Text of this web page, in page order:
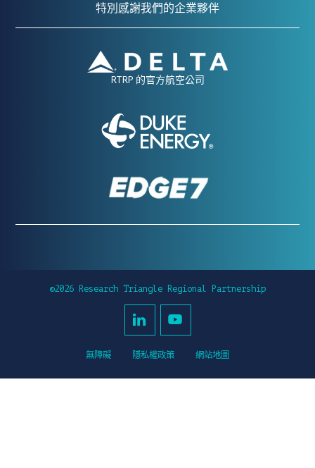
特別感謝我們的企業夥伴
RTRP 的官方航空公司
©2026 Research Triangle Regional Partnership
無障礙 隱私權政策 網站地圖